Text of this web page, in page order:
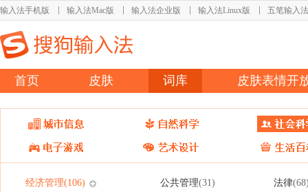
输入法手机版 输入法Mac版 输入法企业版 输入法Linux版 五笔输入法
首页 皮肤 词库 皮肤表情开
经济管理(106) 公共管理(31) 法律